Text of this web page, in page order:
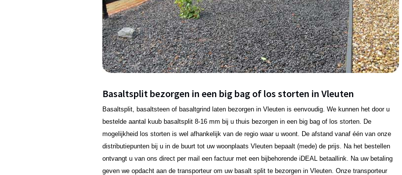
Basaltsplit bezorgen in een big bag of los storten in Vleuten
Basaltsplit, basaltsteen of basaltgrind laten bezorgen in Vleuten is eenvoudig. We kunnen het door u
bestelde aantal kuub basaltsplit 8-16 mm bij u thuis bezorgen in een big bag of los storten. De
mogelijkheid los storten is wel afhankelijk van de regio waar u woont. De afstand vanaf één van onze
distributiepunten bij u in de buurt tot uw woonplaats Vleuten bepaalt (mede) de prijs. Na het bestellen
ontvangt u van ons direct per mail een factuur met een bijbehorende iDEAL betaallink. Na uw betaling
geven we opdacht aan de transporteur om uw basalt split te bezorgen in Vleuten. Onze transporteur